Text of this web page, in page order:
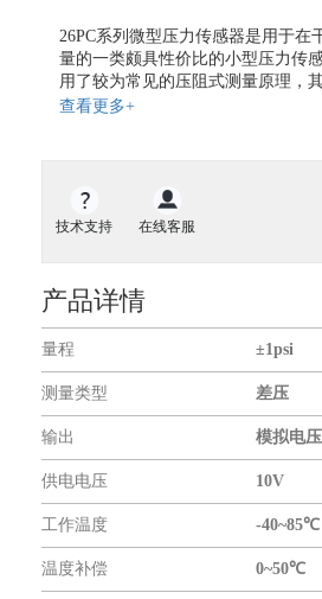
电流传感器
地磁传感器
液位传感器
力传感器
传感器仪表
无线通信模块
GNSS模块
GPS全向天线
关于我们
合作伙伴
26PC系列微型压力传感器是用于在
量的一类颇具性价比的小型压力传
用了较为常见的压阻式测量原理，
能、稳定性和精度的微型机械感应
列微型压力传感器是为1psi到250psi
测量应用而设计。另外，其供电方
用恒定电流或电压进行供电。当进
传感器的端电压会随温度升高而增
起到了温度补偿的作用，而且还能
度值。 26PC能够兼容多种干性和湿
产品资料命名说明。26PC系列符合
和生产符合ISO 9001标准。
查看更多+
技术支持 在线客服
产品详情
量程 ±1psi
测量类型 差压
输出 模拟电压
供电电压 10V
工作温度 -40~85℃
温度补偿 0~50℃